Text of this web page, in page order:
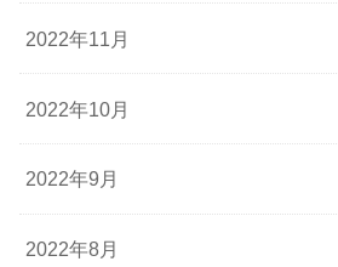
2022年11月
2022年10月
2022年9月
2022年8月